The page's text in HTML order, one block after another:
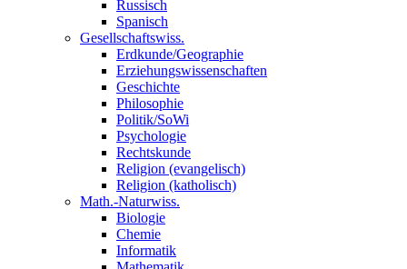
Russisch
Spanisch
Gesellschaftswiss.
Erdkunde/Geographie
Erziehungswissenschaften
Geschichte
Philosophie
Politik/SoWi
Psychologie
Rechtskunde
Religion (evangelisch)
Religion (katholisch)
Math.-Naturwiss.
Biologie
Chemie
Informatik